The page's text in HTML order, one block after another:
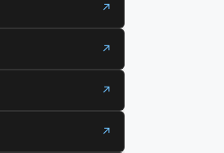
↗
↗
↗
↗